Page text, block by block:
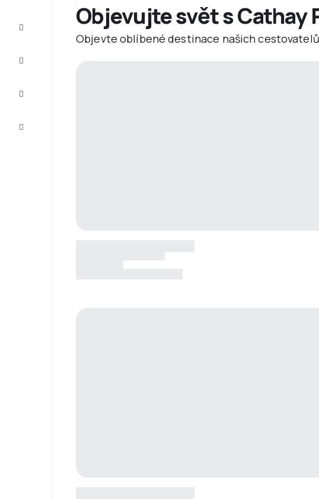
Objevujte svět s Cathay
Objevte oblíbené destinace našich cestovatelů